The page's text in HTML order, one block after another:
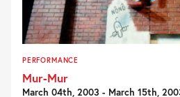
PERFORMANCE
Mur-Mur
March 04th, 2003 - March 15th,